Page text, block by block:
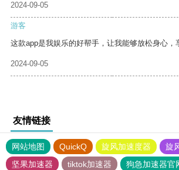
2024-09-05
游客
这款app是我娱乐的好帮手，让我能够放松身心，
2024-09-05
友情链接
网站地图 QuickQ 旋风加速度器
旋
坚果加速器
tiktok加速器
狗急加速器官